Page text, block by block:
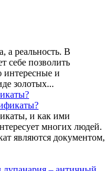
а реальность. В
себе позволить
интересные и
золотых...
и как ими
многих людей.
являются документом,